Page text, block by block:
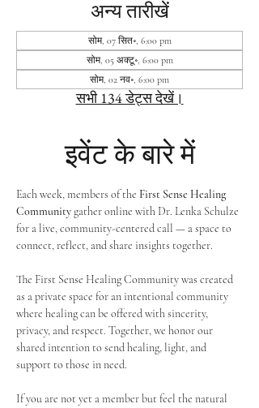
अन्य तारीखें
सोम, 07 सित॰, 6:00 pm
सोम, 05 अक्टू॰, 6:00 pm
सोम, 02 नव॰, 6:00 pm
सभी 134 डेट्स देखें।
इवेंट के बारे में
Each week, members of the First Sense Healing
Community gather online with Dr. Lenka Schulze
for a live, community-centered call — a space to
connect, reflect, and share insights together.
The First Sense Healing Community was created
as a private space for an intentional community
where healing can be offered with sincerity,
privacy, and respect. Together, we honor our
shared intention to send healing, light, and
support to those in need.
If you are not yet a member but feel the natural